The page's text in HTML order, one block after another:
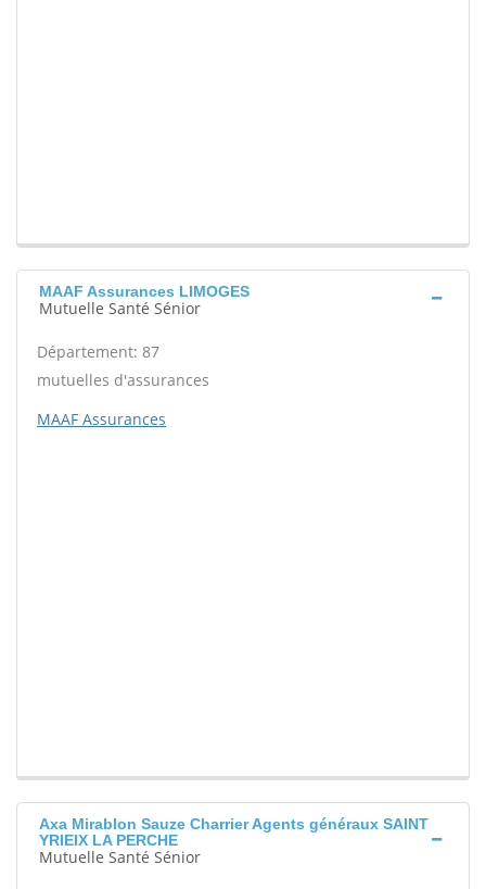
MAAF Assurances LIMOGES
Mutuelle Santé Sénior
Département: 87
mutuelles d'assurances
MAAF Assurances
Axa Mirablon Sauze Charrier Agents généraux SAINT
YRIEIX LA PERCHE
Mutuelle Santé Sénior